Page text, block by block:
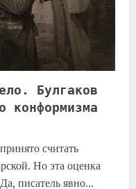
Булгаков
конформизма
считать
Но эта оценка
писатель явно...